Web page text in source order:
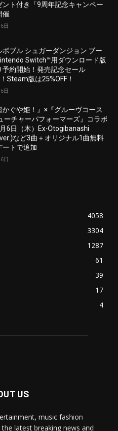
ント付き「9周年記念キャンペー
催
日
ボブル シュガーダンジョン ブー
Switch™用ダウンロード版
予約開始！発売記念セール
Steam版は25%OFF！
日
かぐや姫！』×『グルーヴコース
ーチャーパフォーマーズ』コラボ
6日（木）Ex-Otogibanashi
など3曲＋オリジナル1曲無料
ートで追加
日
4058
3304
1287
61
39
17
4
US
music fashion
latest breaking news and